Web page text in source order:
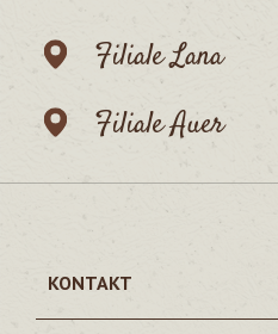
Filiale Lana
Filiale Auer
KONTAKT